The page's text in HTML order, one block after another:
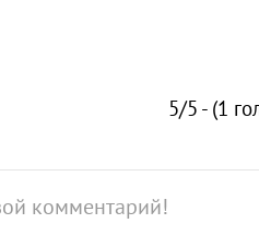
5/5 - (1
комментарий!